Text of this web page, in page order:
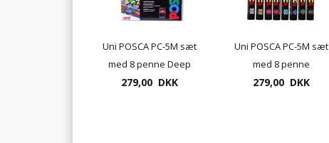
Uni POSCA PC-5M sæt
med 8 penne Deep
Colours
279,00 DKK
Uni POSCA PC-5M sæt
med 8 penne
Standard farver
279,00 DKK